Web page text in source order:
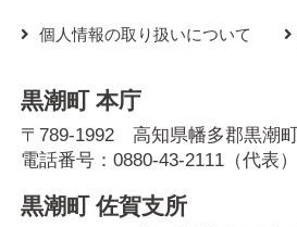
個人情報の取り扱いについて
黒潮町 本庁
〒789-1992 高知県幡多郡黒潮
電話番号：0880-43-2111 （代表）
黒潮町 佐賀支所